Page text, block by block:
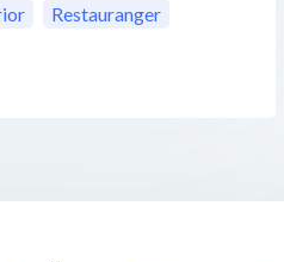
Restauranger